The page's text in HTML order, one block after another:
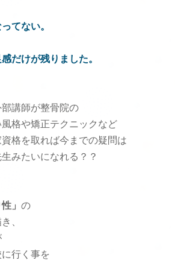
てない。
だけが残りました。
講師が整骨院の
格や矯正テクニックなど
格を取れば今までの疑問は
みたいになれる？？
」 の
、
行く事を